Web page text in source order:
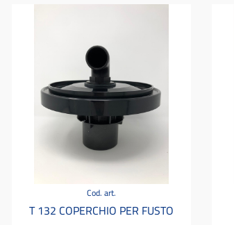
Cod. art.
T 132 COPERCHIO PER FUSTO